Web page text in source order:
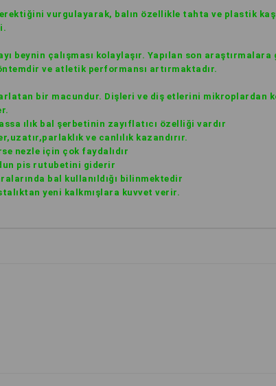
vurgulayarak, balın özellikle tahta ve plastik
beynin çalışması kolaylaşır. Yapılan son
ve atletik performansı artırmaktadır.
bir macundur. Dişleri ve diş etlerini mikroplardan
ılık bal şerbetinin zayıflatıcı özelliği vardır
ve canlılık kazandırır.
nezle için çok faydalıdır
pis rutubetini giderir
bal kullanıldığı bilinmektedir
yeni kalkmışlara kuvvet verir.